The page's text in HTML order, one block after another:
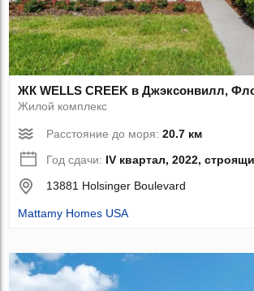
ЖК WELLS CREEK в Джэксонвилл,
Жилой комплекс
Расстояние до моря:20.7 км
Год сдачи: IV квартал, 2022,
13881 Holsinger Boulevard
Mattamy Homes USA